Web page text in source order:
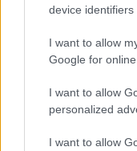
device identifiers
I want to allow
Google for
I want to allow
personalized
I want to allow